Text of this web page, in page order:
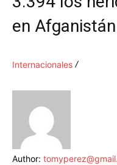
en Afganistán
Internacionales
Author: